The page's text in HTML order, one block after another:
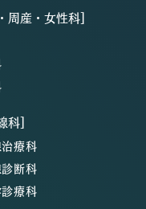
周産・女性科]
科]
療科
断科
療科